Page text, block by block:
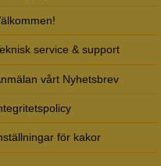
service & support
vårt Nyhetsbrev
för kakor